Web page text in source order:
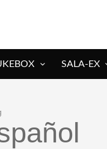
SALA-EX